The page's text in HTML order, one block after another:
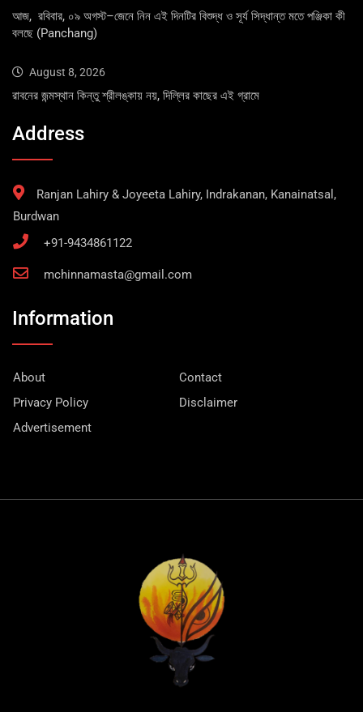
আজ, রবিবার, ০৯ অগস্ট–জেনে নিন এই দিনটির বিশুদ্ধ ও সূর্য সিদ্ধান্ত মতে পঞ্জিকা কী
বলছে (Panchang)
August 8, 2026
রাবনের জন্মস্থান কিন্তু শ্রীলঙ্কায় নয়, দিল্লির কাছের এই গ্রামে
Address
Ranjan Lahiry & Joyeeta Lahiry, Indrakanan, Kanainatsal,
Burdwan
+91-9434861122
mchinnamasta@gmail.com
Information
About
Contact
Privacy Policy
Disclaimer
Advertisement